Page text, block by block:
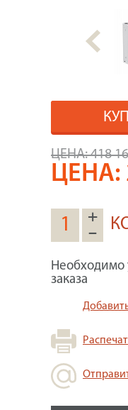
ЦЕНА:418
ЦЕНА:
+
–
Необходимо
заказа